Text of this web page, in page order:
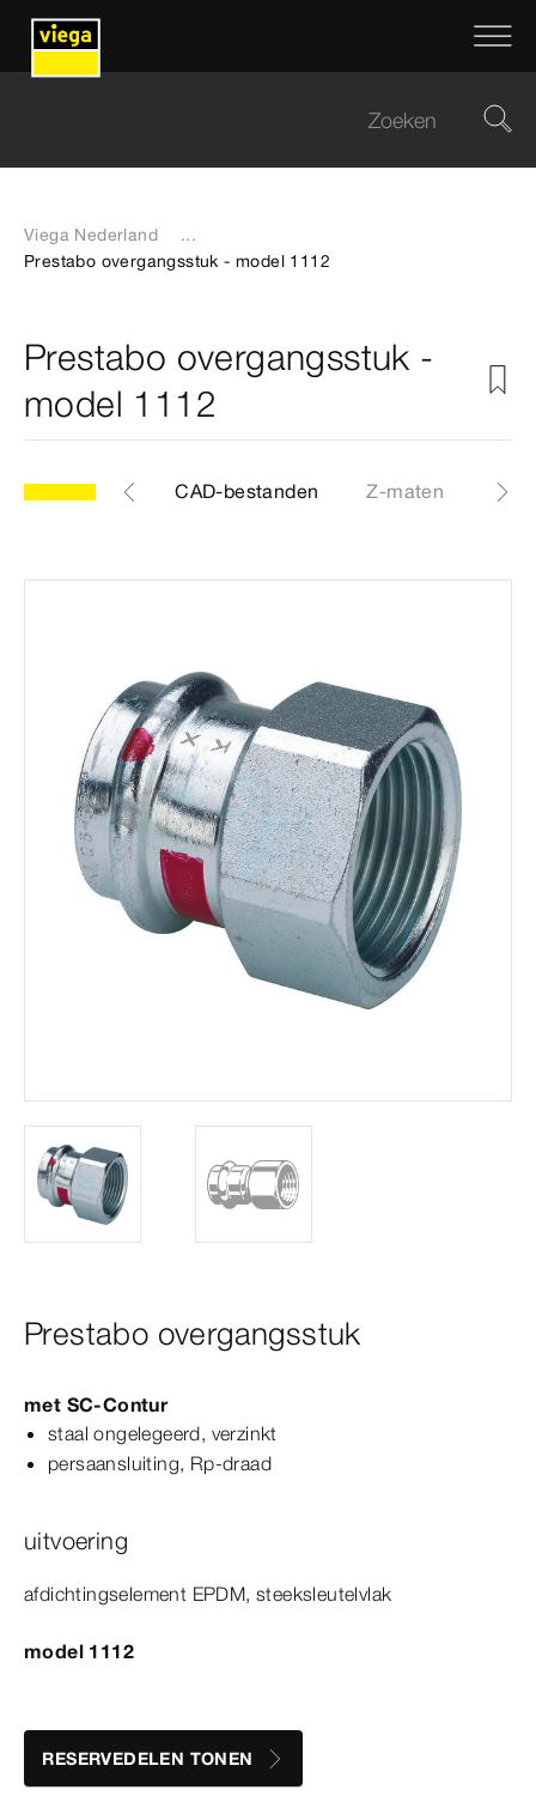
Viega Nederland
...
Prestabo overgangsstuk - model 1112
Prestabo overgangsstuk -
model 1112
Etiketten CAD-bestanden Z-maten
Prestabo overgangsstuk
met SC‑Contur
staal ongelegeerd, verzinkt
persaansluiting, Rp-​draad
uitvoering
afdichtingselement EPDM, steeksleutelvlak
model 1112
RESERVEDELEN TONEN